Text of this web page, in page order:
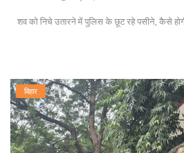
शव को निचे उतारने में पुलिस के छूट रहे पसीने, कैसे
बिहार